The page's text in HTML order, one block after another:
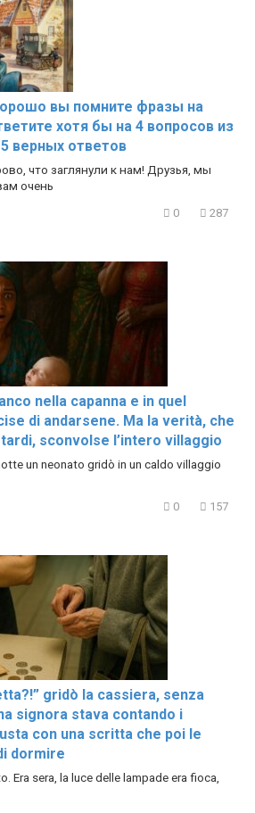
вы помните фразы на
хотя бы на 4 вопросов из
5 верных ответов
что заглянули к нам! Друзья, мы
очень
0 287
nella capanna e in quel
di andarsene. Ma la verità, che
sconvolse l’intero villaggio
un neonato gridò in un caldo villaggio
0 157
gridò la cassiera, senza
signora stava contando i
con una scritta che poi le
dormire
Era sera, la luce delle lampade era fioca,